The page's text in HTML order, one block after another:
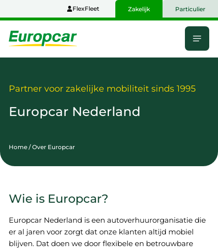
hoofdinhoud
FlexFleet Zakelijk Particulier
Home
Partner voor zakelijke mobiliteit sinds 1995
Europcar Nederland
Home/Over Europcar
Wie is Europcar?
Europcar Nederland is een autoverhuurorganisatie die
er al jaren voor zorgt dat onze klanten altijd mobiel
blijven. Dat doen we door flexibele en betrouwbare